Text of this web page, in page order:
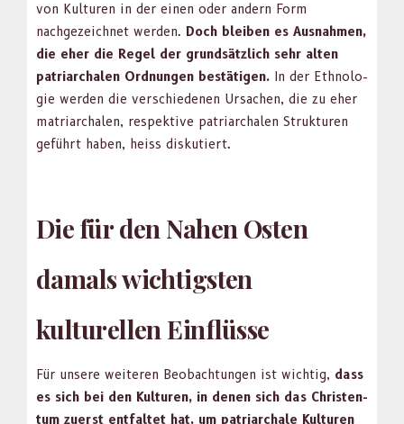
von Kul­turen in der einen oder andern Form
nachgeze­ich­net wer­den. Doch bleiben es Aus­nah­men,
die eher die Regel der grund­sät­zlich sehr alten
patri­ar­chalen Ord­nun­gen bestäti­gen. In der Eth­nolo­
gie wer­den die ver­schiede­nen Ursachen, die zu eher
matri­ar­chalen, respek­tive patri­ar­chalen Struk­turen
geführt haben, heiss disku­tiert.
Die für den Nahen Osten
damals wichtigsten
kulturellen Einflüsse
Für unsere weit­eren Beobach­tun­gen ist wichtig, dass
es sich bei den Kul­turen, in denen sich das Chris­ten­
tum zuerst ent­fal­tet hat, um patri­ar­chale Kul­turen